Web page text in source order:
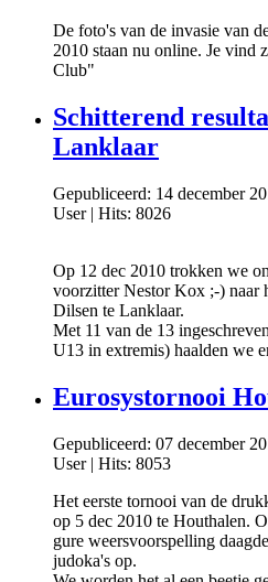
De foto's van de invasie van
2010 staan nu online. Je vind
Club"
Schitterend
Lanklaar
Gepubliceerd: 14 december
User| Hits: 8026
Op 12 dec 2010 trokken we
voorzitter Nestor Kox ;-) naar
Dilsen te Lanklaar.
Met 11 van de 13
U13 in extremis) haalden we
Eurosystornooi
Gepubliceerd: 07 december
User| Hits: 8053
Het eerste tornooi van de
op 5 dec 2010 te Houthalen.
gure weersvoorspelling
judoka's op.